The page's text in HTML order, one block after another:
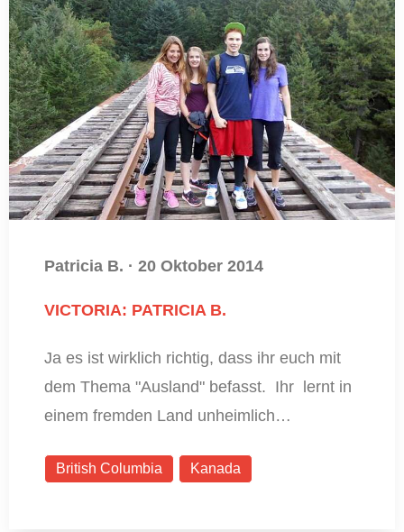
Patricia B. · 20 Oktober 2014
VICTORIA: PATRICIA B.
Ja es ist wirklich richtig, dass ihr euch mit
dem Thema "Ausland" befasst. Ihr lernt in
einem fremden Land unheimlich…
British Columbia Kanada